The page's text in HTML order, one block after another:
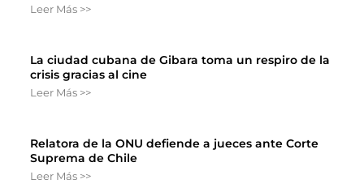
Leer Más >>
La ciudad cubana de Gibara toma un respiro de la
crisis gracias al cine
Leer Más >>
Relatora de la ONU defiende a jueces ante Corte
Suprema de Chile
Leer Más >>